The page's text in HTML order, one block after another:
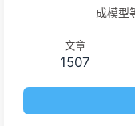
成模型
文章
1507